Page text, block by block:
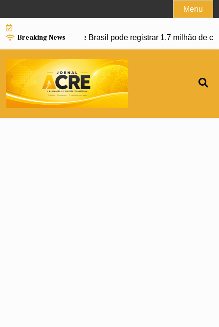
to
content
Menu
Breaking News
avanço da dengue e Brasil pode registrar 1,7 milhão de